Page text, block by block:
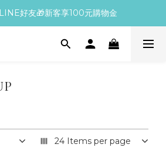
好友🎁新客享100元購物金
24 Items per page